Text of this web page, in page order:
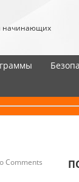
начинающих
Comments